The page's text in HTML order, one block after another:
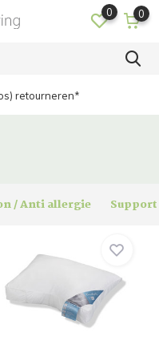
0 0
retourneren*
/ Anti allergie